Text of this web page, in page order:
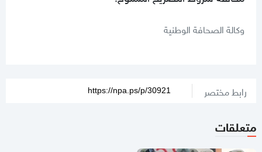
وكالة الصحافة الوطنية
رابط مختصر
متعلقات